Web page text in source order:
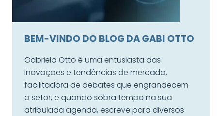
BEM-VINDO DO BLOG DA GABI OTTO
Gabriela Otto é uma entusiasta das
inovações e tendências de mercado,
facilitadora de debates que engrandecem
o setor, e quando sobra tempo na sua
atribulada agenda, escreve para diversos